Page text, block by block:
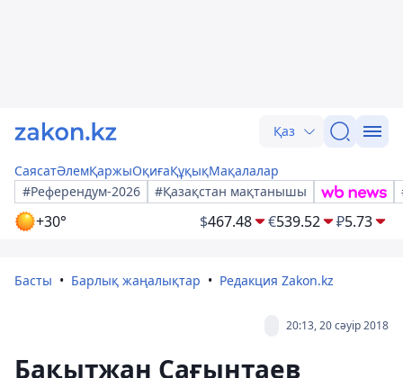
Қаз
СаясатӘлемҚаржыОқиғаҚұқықМақалалар
#Референдум-2026
#Қазақстан мақтанышы
+30° $467.48 €539.52 ₽5.73
Басты Барлық жаңалықтар Редакция Zakon.kz
20:13, 20 сәуір 2018
Бақытжан Сағынтаев